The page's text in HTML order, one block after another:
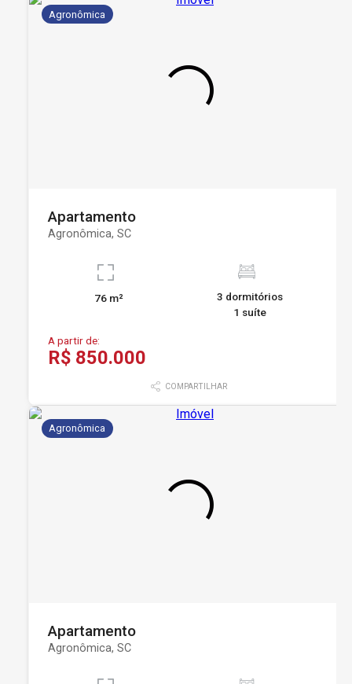
Agronômica
Apartamento
Agronômica, SC
76 m²
3 dormitórios
1 suíte
A partir de:
R$ 850.000
COMPARTILHAR
Agronômica
Apartamento
Agronômica, SC